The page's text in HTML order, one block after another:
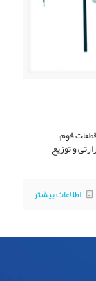
فوم،
و توزیع
اطلاعات بیشتر